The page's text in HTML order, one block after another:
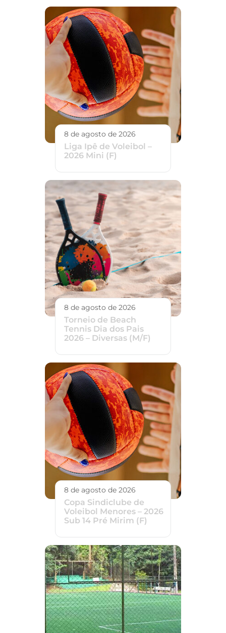
8 de agosto de 2026
Liga Ipê de Voleibol –
2026 Mini (F)
8 de agosto de 2026
Torneio de Beach
Tennis Dia dos Pais
2026 – Diversas (M/F)
8 de agosto de 2026
Copa Sindiclube de
Voleibol Menores – 2026
Sub 14 Pré Mirim (F)